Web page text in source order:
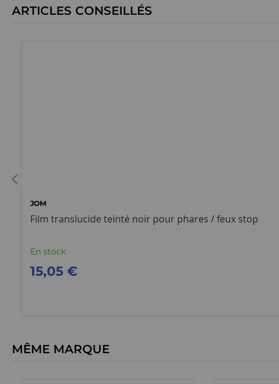
ARTICLES CONSEILLÉS
JOM
Film translucide teinté noir pour phares / feux stop
En stock
15,05 €
MÊME MARQUE